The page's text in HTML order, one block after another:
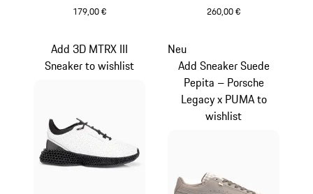
179,00 € 260,00 €
Add 3D MTRX III
Sneaker to wishlist
Neu
Add Sneaker Suede
Pepita – Porsche
Legacy x PUMA to
wishlist